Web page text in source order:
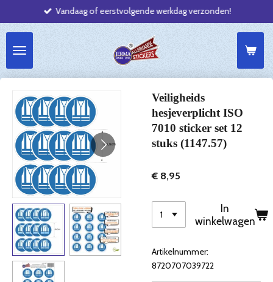
direct
de
hoofdinhoud
Vandaag of eerstvolgende werkdag verzonden!
Veiligheids
hesjeverplicht ISO
7010 sticker set 12
stuks (1147.57)
€ 8,95
In
winkelwagen
Artikelnummer:
8720707039722